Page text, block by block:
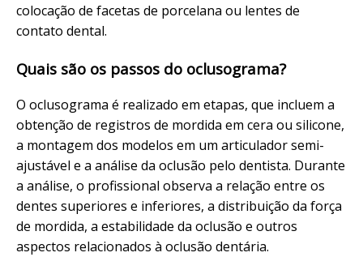
colocação de facetas de porcelana ou lentes de
contato dental.
Quais são os passos do oclusograma?
O oclusograma é realizado em etapas, que incluem a
obtenção de registros de mordida em cera ou silicone,
a montagem dos modelos em um articulador semi-
ajustável e a análise da oclusão pelo dentista. Durante
a análise, o profissional observa a relação entre os
dentes superiores e inferiores, a distribuição da força
de mordida, a estabilidade da oclusão e outros
aspectos relacionados à oclusão dentária.